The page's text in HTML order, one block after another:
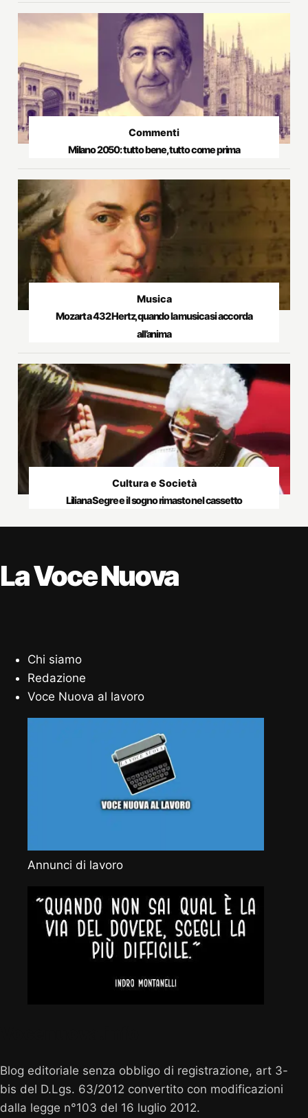
Commenti
Milano 2050: tutto bene, tutto come prima
Musica
Mozart a 432 Hertz, quando la musica si accorda
all’anima
Cultura e Società
Liliana Segre e il sogno rimasto nel cassetto
La Voce Nuova
Chi siamo
Redazione
Voce Nuova al lavoro
Annunci di lavoro
Blog editoriale senza obbligo di registrazione, art 3-
bis del D.Lgs. 63/2012 convertito con modificazioni
dalla legge n°103 del 16 luglio 2012.